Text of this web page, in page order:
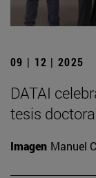
09 | 12 | 2025
DATAI
tesis
Imagen Manuel